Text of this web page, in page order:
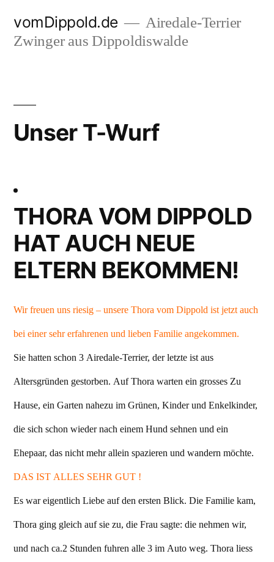
Inhalt
vomDippold.de
Airedale-Terrier
Zwinger aus Dippoldiswalde
Unser T-Wurf
THORA VOM DIPPOLD
HAT AUCH NEUE
ELTERN BEKOMMEN!
Wir freuen uns riesig – unsere Thora vom Dippold ist jetzt auch
bei einer sehr erfahrenen und lieben Familie angekommen.
Sie hatten schon 3 Airedale-Terrier, der letzte ist aus
Altersgründen gestorben. Auf Thora warten ein grosses Zu
Hause, ein Garten nahezu im Grünen, Kinder und Enkelkinder,
die sich schon wieder nach einem Hund sehnen und ein
Ehepaar, das nicht mehr allein spazieren und wandern möchte.
DAS IST ALLES SEHR GUT !
Es war eigentlich Liebe auf den ersten Blick. Die Familie kam,
Thora ging gleich auf sie zu, die Frau sagte: die nehmen wir,
und nach ca.2 Stunden fuhren alle 3 im Auto weg. Thora liess